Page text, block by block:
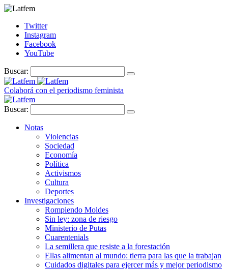
Twitter
Instagram
Facebook
YouTube
Buscar:
Colaborá con el periodismo feminista
Buscar:
Notas
Violencias
Sociedad
Economía
Política
Activismos
Cultura
Deportes
Investigaciones
Rompiendo Moldes
Sin ley: zona de riesgo
Ministerio de Putas
Cuarentenials
La semillera que resiste a la forestación
Ellas alimentan al mundo: tierra para las que la trabajan
Cuidados digitales para ejercer más y mejor periodismo